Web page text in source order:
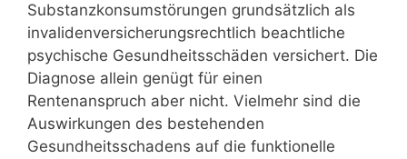
Substanzkonsumstörungen grundsätzlich als
invalidenversicherungsrechtlich beachtliche
psychische Gesundheitsschäden versichert. Die
Diagnose allein genügt für einen
Rentenanspruch aber nicht. Vielmehr sind die
Auswirkungen des bestehenden
Gesundheitsschadens auf die funktionelle